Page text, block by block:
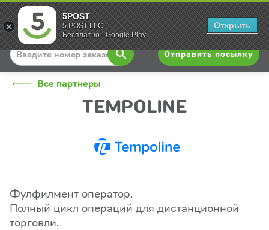
Вход
Отправить посылку
Все партнеры
TEMPOLINE
Фулфилмент оператор.
Полный цикл операций для дистанционной
торговли.
5POST
5 POST LLC
Бесплатно - Google Play
Открыть